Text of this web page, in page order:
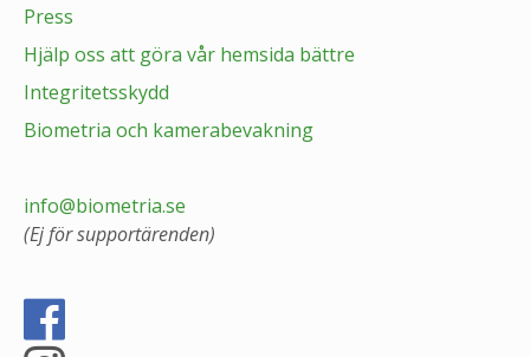
Press
Hjälp oss att göra vår hemsida bättre
Integritetsskydd
Biometria och kamerabevakning
info@biometria.se
(Ej för supportärenden)